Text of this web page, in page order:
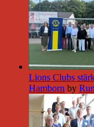
Lions Clubs
Hamborn by